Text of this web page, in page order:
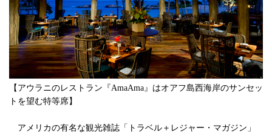
【アウラニのレストラン『AmaAma』はオアフ島西海岸のサンセッ
トを望む特等席】
アメリカの有名な観光雑誌「トラベル＋レジャー・マガジン」